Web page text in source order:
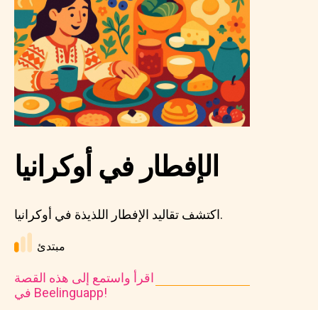
الإفطار في أوكرانيا
اكتشف تقاليد الإفطار اللذيذة في أوكرانيا.
مبتدئ
اقرأ واستمع إلى هذه القصة
في Beelinguapp!